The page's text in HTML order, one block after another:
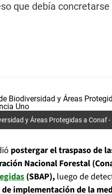
que debía
y Áreas Protegidas a Conaf -
postergar el traspaso de
Nacional Forestal
(SBAP), luego de
implementación de la